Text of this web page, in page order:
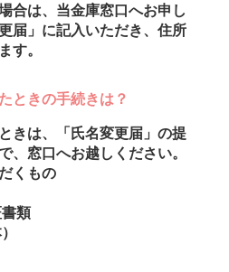
合は、当金庫窓口へお申し
届」に記入いただき、住所
す。
ときの手続きは？
きは、「氏名変更届」の提
、窓口へお越しください。
くもの
類